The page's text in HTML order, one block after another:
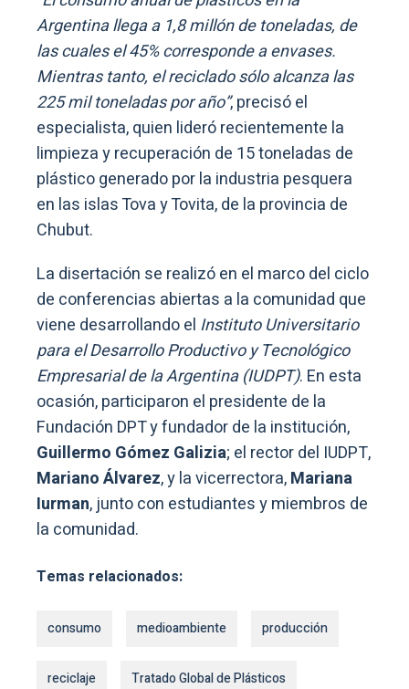
Argentina llega a 1,8 millón de toneladas, de
las cuales el 45% corresponde a envases.
Mientras tanto, el reciclado sólo alcanza las
225 mil toneladas por año”, precisó el
especialista, quien lideró recientemente la
limpieza y recuperación de 15 toneladas de
plástico generado por la industria pesquera
en las islas Tova y Tovita, de la provincia de
Chubut.
La disertación se realizó en el marco del ciclo
de conferencias abiertas a la comunidad que
viene desarrollando el Instituto Universitario
para el Desarrollo Productivo y Tecnológico
Empresarial de la Argentina (IUDPT). En esta
ocasión, participaron el presidente de la
Fundación DPT y fundador de la institución,
Guillermo Gómez Galizia; el rector del IUDPT,
Mariano Álvarez, y la vicerrectora,Mariana
Iurman, junto con estudiantes y miembros de
la comunidad.
Temas relacionados:
consumo medioambiente producción
reciclaje Tratado Global de Plásticos